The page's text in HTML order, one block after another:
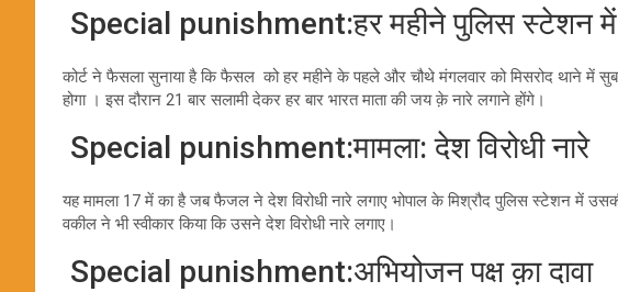
Special punishment:हर महीने पुलिस स्टेशन में
कोर्ट ने फैसला सुनाया है कि फैसल को हर महीने के पहले और चौथे मंगलवार को मिसरोद थाने में
होगा । इस दौरान 21 बार सलामी देकर हर बार भारत माता की जय क़े नारे लगाने होंगे।
Special punishment:मामला: देश विरोधी नारे
यह मामला 17 में का है जब फैजल ने देश विरोधी नारे लगाए भोपाल के मिश्रौद पुलिस स्टेशन में
वकील ने भी स्वीकार किया कि उसने देश विरोधी नारे लगाए।
Special punishment:अभियोजन पक्ष क़ा दावा